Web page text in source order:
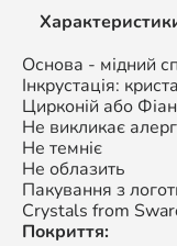
Основа - мідний
Інкрустація:
Цирконій або
Не викликає
Не темніє
Не облазить
Пакування з
Crystals from
Покриття: